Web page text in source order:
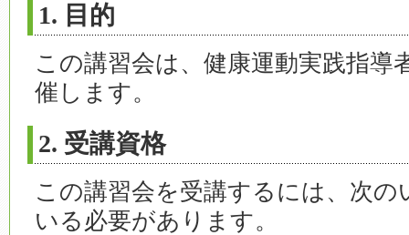
1. 目的
この講習会は、健康運動実践指導
催します。
2. 受講資格
この講習会を受講するには、次
いる必要があります。